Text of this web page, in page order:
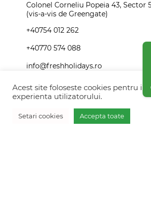
Vreau oferta
Colonel Corneliu Popeia 43, Sector
(vis-a-vis de Greengate)
+40754 012 262
+40770 574 088
info@freshholidays.ro
Povestile noastre
Contact Fresh Holidays
Acest site foloseste cookies pentru
experienta utilizatorului.
Setari cookies Accepta toate